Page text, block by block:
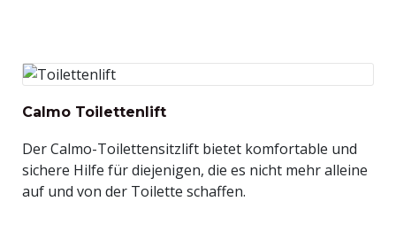
Calmo Toilettenlift
Der Calmo-Toilettensitzlift bietet komfortable und
sichere Hilfe für diejenigen, die es nicht mehr alleine
auf und von der Toilette schaffen.